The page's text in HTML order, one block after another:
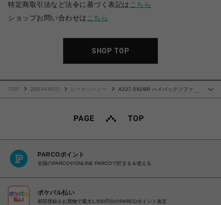
特定商取引法など法令に基づく表記は こちら
ショップお問い合わせは こちら
SHOP TOP
…
TOP 調布PARCO ビーカンパニー
A327-582BR ハイバックソファ 1
PARCOポイント
全国のPARCOやONLINE PARCOで貯まる＆使える
ポケパル払い
初回登録＆お買物で最大1,500円分のPARCOポイント進呈